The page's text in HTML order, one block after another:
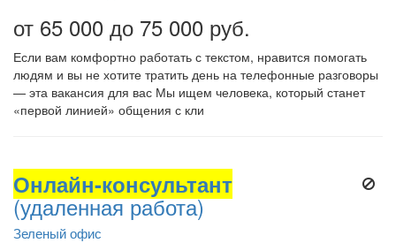
от 65 000 до 75 000 руб.
Если вам комфортно работать с текстом, нравится помогать
людям и вы не хотите тратить день на телефонные разговоры
— эта вакансия для вас Мы ищем человека, который станет
«первой линией» общения с кли
Онлайн-консультант
(удаленная работа)
Зеленый офис